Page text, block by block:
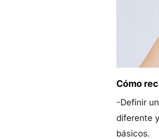
Cómo
-Definir
diferente
básicos.